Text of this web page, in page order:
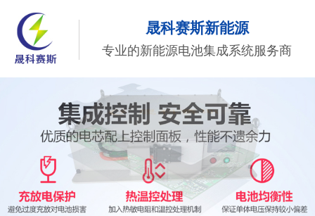
晟科赛斯新能源
专业的新能源电池集成系统服务商